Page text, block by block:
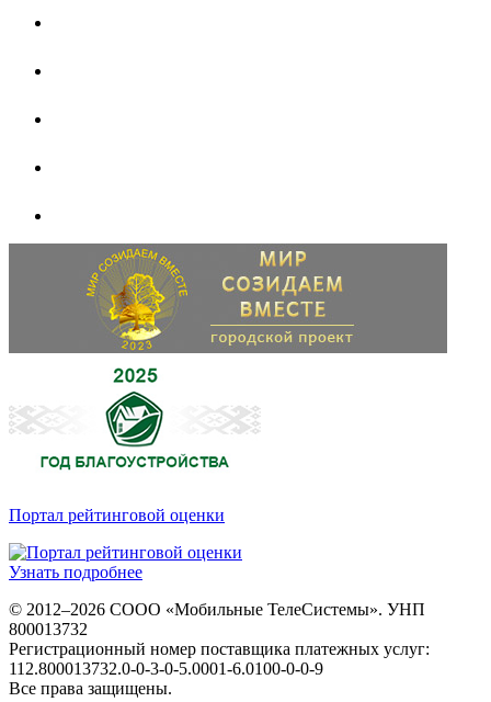
Портал рейтинговой оценки
Узнать подробнее
© 2012–2026 СООО «Мобильные ТелеСистемы». УНП
800013732
Регистрационный номер поставщика платежных услуг:
112.800013732.0-0-3-0-5.0001-6.0100-0-0-9
Все права защищены.